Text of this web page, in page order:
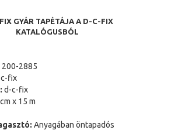
GYÁR TAPÉTÁJA A D-C-FIX
KATALÓGUSBÓL
200-2885
fix
d-c-fix
x 15 m
Anyagában öntapadós